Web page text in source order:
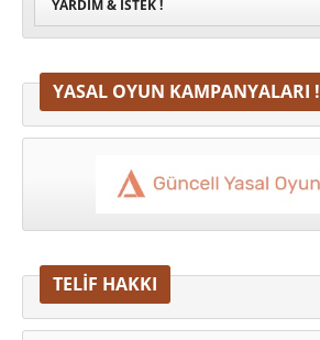
YARDIM & İSTEK !
YASAL OYUN KAMPANYALARI !
TELİF HAKKI